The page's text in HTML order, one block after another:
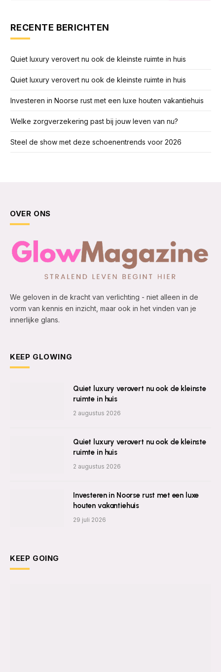
RECENTE BERICHTEN
Quiet luxury verovert nu ook de kleinste ruimte in huis
Quiet luxury verovert nu ook de kleinste ruimte in huis
Investeren in Noorse rust met een luxe houten vakantiehuis
Welke zorgverzekering past bij jouw leven van nu?
Steel de show met deze schoenentrends voor 2026
OVER ONS
We geloven in de kracht van verlichting - niet alleen in de
vorm van kennis en inzicht, maar ook in het vinden van je
innerlijke glans.
KEEP GLOWING
Quiet luxury verovert nu ook de kleinste
ruimte in huis
2 augustus 2026
Quiet luxury verovert nu ook de kleinste
ruimte in huis
2 augustus 2026
Investeren in Noorse rust met een luxe
houten vakantiehuis
29 juli 2026
KEEP GOING